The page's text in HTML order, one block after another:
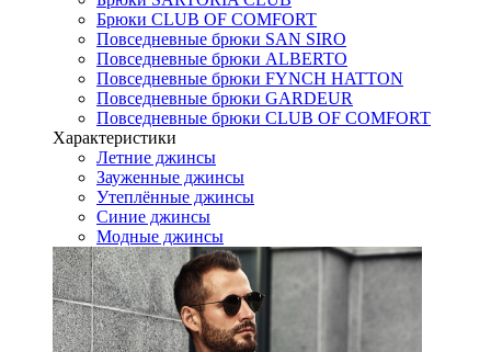
Брюки CLUB OF COMFORT
Повседневные брюки SAN SIRO
Повседневные брюки ALBERTO
Повседневные брюки FYNCH HATTON
Повседневные брюки GARDEUR
Повседневные брюки CLUB OF COMFORT
Характеристики
Летние джинсы
Зауженные джинсы
Утеплённые джинсы
Синие джинсы
Модные джинсы